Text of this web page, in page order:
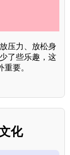
压力、放松身
了些乐趣，这
要。
化